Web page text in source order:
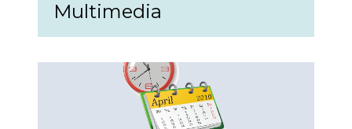
Multimedia